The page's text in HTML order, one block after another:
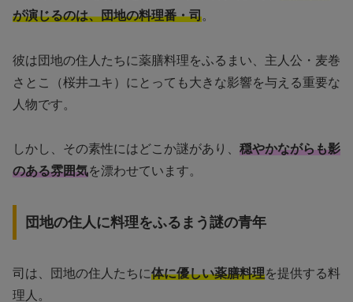
が演じるのは、団地の料理番・司。
彼は団地の住人たちに薬膳料理をふるまい、主人公・麦巻
さとこ（桜井ユキ）にとっても大きな影響を与える重要な
人物です。
しかし、その素性にはどこか謎があり、 穏やかながらも影
のある雰囲気を漂わせています。
団地の住人に料理をふるまう謎の青年
司は、団地の住人たちに体に優しい薬膳料理を提供する料
理人。